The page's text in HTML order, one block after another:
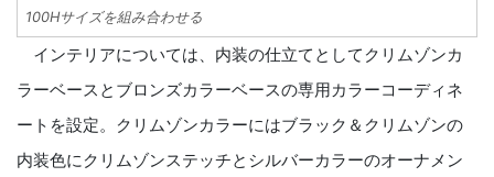
100Hサイズを組み合わせる
インテリアについては、内装の仕立てとしてクリムゾンカ
ラーベースとブロンズカラーベースの専用カラーコーディネ
ートを設定。クリムゾンカラーにはブラック＆クリムゾンの
内装色にクリムゾンステッチとシルバーカラーのオーナメン